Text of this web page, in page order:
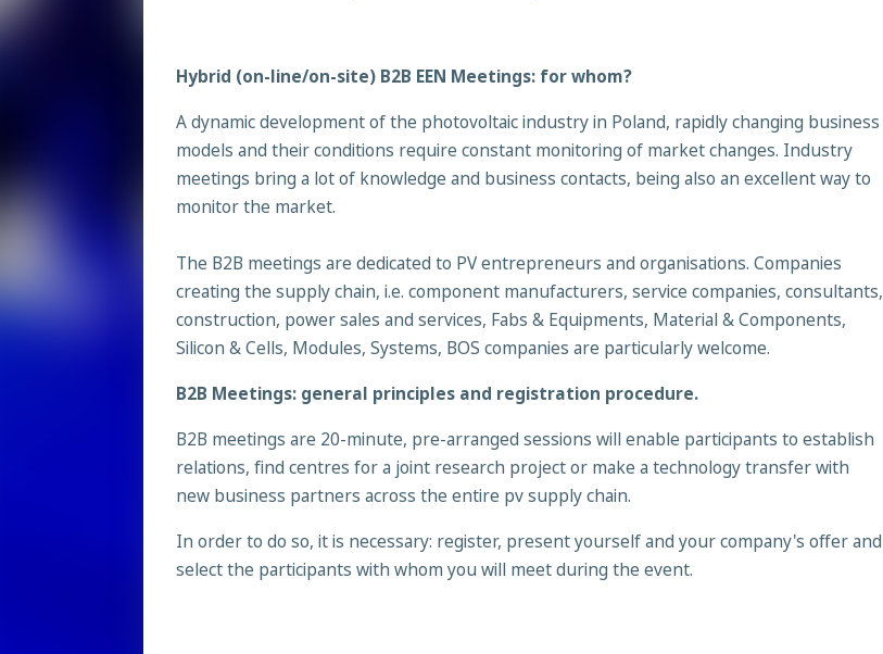
Hybrid (on-line/on-site) B2B EEN Meetings: for whom?
A dynamic development of the photovoltaic industry in Poland, rapidly changing business
models and their conditions require constant monitoring of market changes. Industry
meetings bring a lot of knowledge and business contacts, being also an excellent way to
monitor the market.
The B2B meetings are dedicated to PV entrepreneurs and organisations. Companies
creating the supply chain, i.e. component manufacturers, service companies, consultants,
construction, power sales and services, Fabs & Equipments, Material & Components,
Silicon & Cells, Modules, Systems, BOS companies are particularly welcome.
B2B Meetings: general principles and registration procedure.
B2B meetings are 20-minute, pre-arranged sessions will enable participants to establish
relations, find centres for a joint research project or make a technology transfer with
new business partners across the entire pv supply chain.
In order to do so, it is necessary: register, present yourself and your company's offer and
select the participants with whom you will meet during the event.